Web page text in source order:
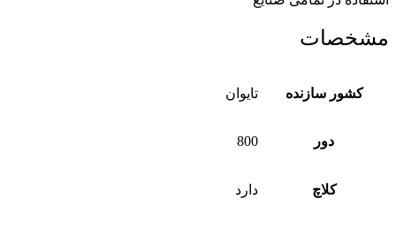
مشخصات
کشور سازنده تایوان
دور 800
کلاچ دارد